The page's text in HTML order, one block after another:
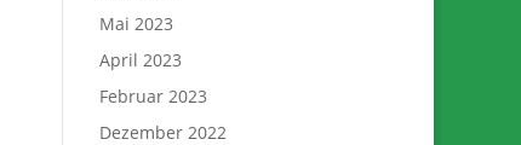
Mai 2023
April 2023
Februar 2023
Dezember 2022